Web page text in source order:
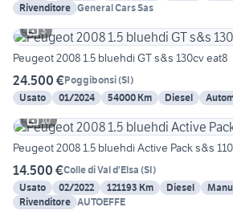
Rivenditore General Cars Sas
3
Peugeot 2008 1.5 bluehdi GT s&s 130cv eat8
24.500 €Poggibonsi(SI)
Usato
01/2024 54000 Km Diesel
10
Peugeot 2008 1.5 bluehdi Active Pack s&s
14.500 €Colle di Val d'Elsa (SI)
Usato
02/2022 121193 Km Diesel
Rivenditore AUTOEFFE